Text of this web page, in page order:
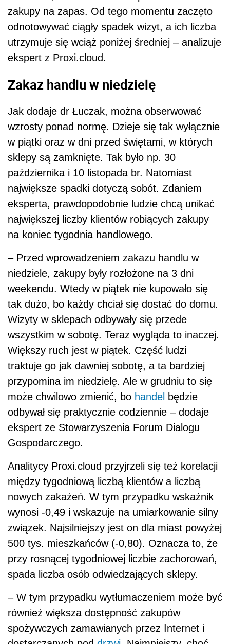
zakupy na zapas. Od tego momentu zaczęto
odnotowywać ciągły spadek wizyt, a ich liczba
utrzymuje się wciąż poniżej średniej – analizuje
ekspert z Proxi.cloud.
Zakaz handlu w niedzielę
Jak dodaje dr Łuczak, można obserwować
wzrosty ponad normę. Dzieje się tak wyłącznie
w piątki oraz w dni przed świętami, w których
sklepy są zamknięte. Tak było np. 30
października i 10 listopada br. Natomiast
największe spadki dotyczą sobót. Zdaniem
eksperta, prawdopodobnie ludzie chcą unikać
największej liczby klientów robiących zakupy
na koniec tygodnia handlowego.
– Przed wprowadzeniem zakazu handlu w
niedziele, zakupy były rozłożone na 3 dni
weekendu. Wtedy w piątek nie kupowało się
tak dużo, bo każdy chciał się dostać do domu.
Wizyty w sklepach odbywały się przede
wszystkim w sobotę. Teraz wygląda to inaczej.
Większy ruch jest w piątek. Część ludzi
traktuje go jak dawniej sobotę, a ta bardziej
przypomina im niedzielę. Ale w grudniu to się
może chwilowo zmienić, bo handel będzie
odbywał się praktycznie codziennie – dodaje
ekspert ze Stowarzyszenia Forum Dialogu
Gospodarczego.
Analitycy Proxi.cloud przyjrzeli się też korelacji
między tygodniową liczbą klientów a liczbą
nowych zakażeń. W tym przypadku wskaźnik
wynosi -0,49 i wskazuje na umiarkowanie silny
związek. Najsilniejszy jest on dla miast powyżej
500 tys. mieszkańców (-0,80). Oznacza to, że
przy rosnącej tygodniowej liczbie zachorowań,
spada liczba osób odwiedzających sklepy.
– W tym przypadku wytłumaczeniem może być
również większa dostępność zakupów
spożywczych zamawianych przez Internet i